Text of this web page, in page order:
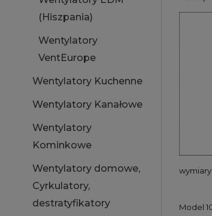
(Hiszpania)
Wentylatory
VentEurope
Wentylatory Kuchenne
Wentylatory Kanałowe
Wentylatory
Kominkowe
Wentylatory domowe,
Cyrkulatory,
destratyfikatory
Model